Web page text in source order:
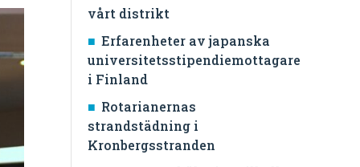
vårt distrikt
Erfarenheter av japanska
universitetsstipendiemottagare
i Finland
Rotarianernas
strandstädning i
Kronbergsstranden